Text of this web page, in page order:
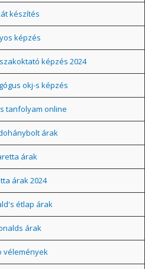
készítés
képzés
képzés 2024
okj-s képzés
tanfolyam online
árak
árak
árak 2024
étlap árak
árak
vélemények